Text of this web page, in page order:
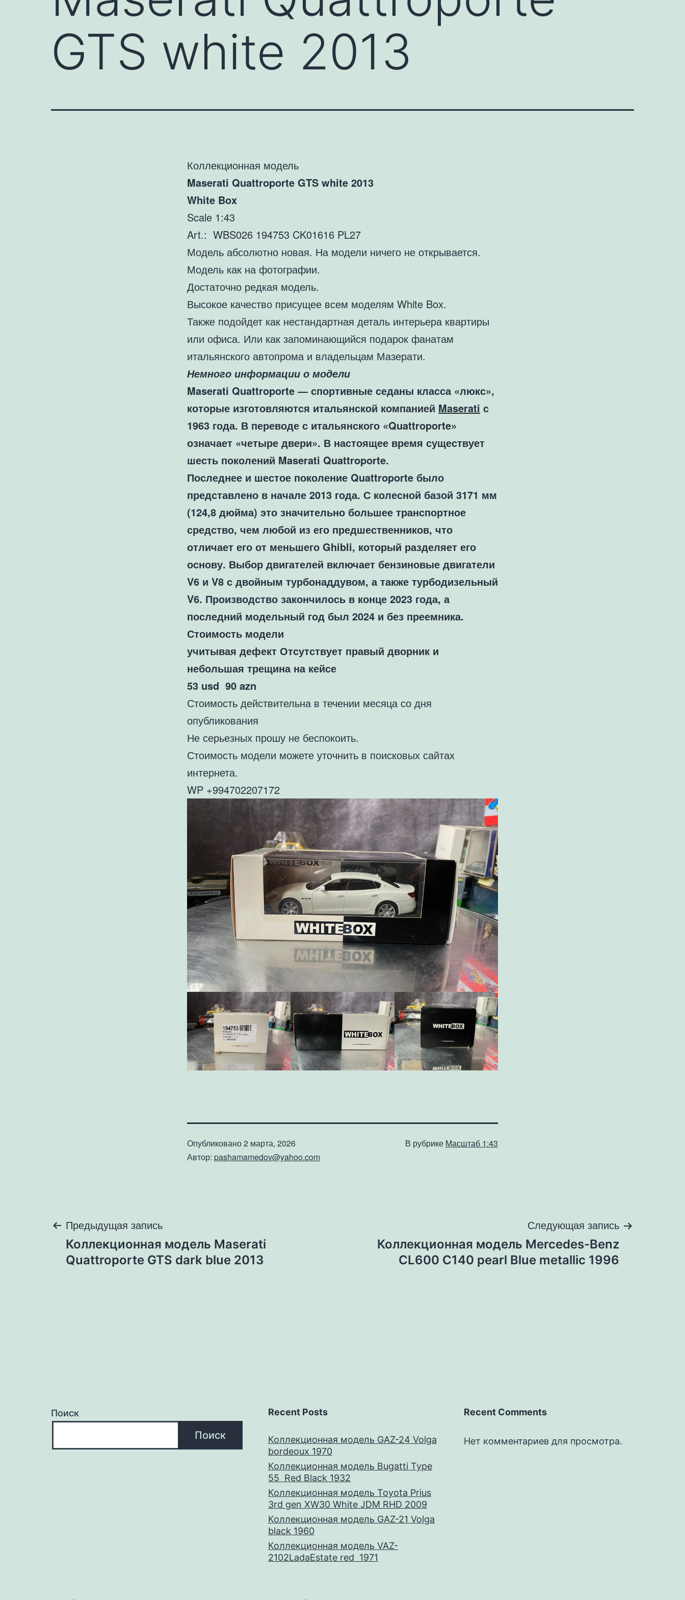
GTS white 2013
Коллекционная модель
Maserati Quattroporte GTS white 2013
White Box
Scale 1:43
Art.: WBS026 194753 CK01616 PL27
Модель абсолютно новая. На модели ничего не открывается.
Модель как на фотографии.
Достаточно редкая модель.
Высокое качество присущее всем моделям White Box.
Также подойдет как нестандартная деталь интерьера квартиры
или офиса. Или как запоминающийся подарок фанатам
итальянского автопрома и владельцам Мазерати.
Немного информации о модели
Maserati Quattroporte — спортивные седаны класса «люкс»,
которые изготовляются итальянской компанией Maserati с
1963 года. В переводе с итальянского «Quattroporte»
означает «четыре двери». В настоящее время существует
шесть поколений Maserati Quattroporte.
Последнее и шестое поколение Quattroporte было
представлено в начале 2013 года. С колесной базой 3171 мм
(124,8 дюйма) это значительно большее транспортное
средство, чем любой из его предшественников, что
отличает его от меньшего Ghibli, который разделяет его
основу. Выбор двигателей включает бензиновые двигатели
V6 и V8 с двойным турбонаддувом, а также турбодизельный
V6. Производство закончилось в конце 2023 года, а
последний модельный год был 2024 и без преемника.
Стоимость модели
учитывая дефект Отсутствует правый дворник и
небольшая трещина на кейсе
53 usd 90 azn
Стоимость действительна в течении месяца со дня
опубликования
Не серьезных прошу не беспокоить.
Стоимость модели можете уточнить в поисковых сайтах
интернета.
WP +994702207172
Опубликовано2 марта, 2026
Автор: pashamamedov@yahoo.com
В рубрике Масштаб 1:43
Навигация
по
Предыдущая запись
Коллекционная модель Maserati
Quattroporte GTS dark blue 2013
Следующая запись
Коллекционная модель Mercedes-Benz
CL600 C140 pearl Blue metallic 1996
Поиск
Поиск
Recent Posts
Коллекционная модель GAZ-24 Volga
bordeoux 1970
Коллекционная модель Bugatti Type
55 Red Black 1932
Коллекционная модель Toyota Prius
3rd gen XW30 White JDM RHD 2009
Коллекционная модель GAZ-21 Volga
black 1960
Коллекционная модель VAZ-
2102LadaEstate red 1971
Recent Comments
Нет комментариев для просмотра.